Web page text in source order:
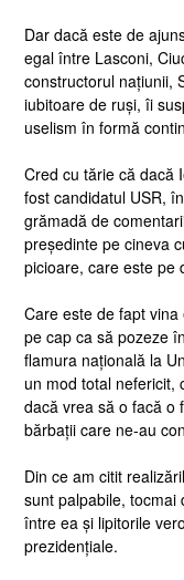
Dar dacă este de
egal între Lasconi,
constructorul națiunii,
iubitoare de ruși, îi
uselism în formă
Cred cu tărie că dacă
fost candidatul USR,
grămadă de
președinte pe cineva
picioare, care este pe
Care este de fapt
pe cap ca să pozeze
flamura națională la
un mod total nefericit,
dacă vrea să o facă o
bărbații care ne-au
Din ce am citit
sunt palpabile, tocmai
între ea și lipitorile
prezidențiale.